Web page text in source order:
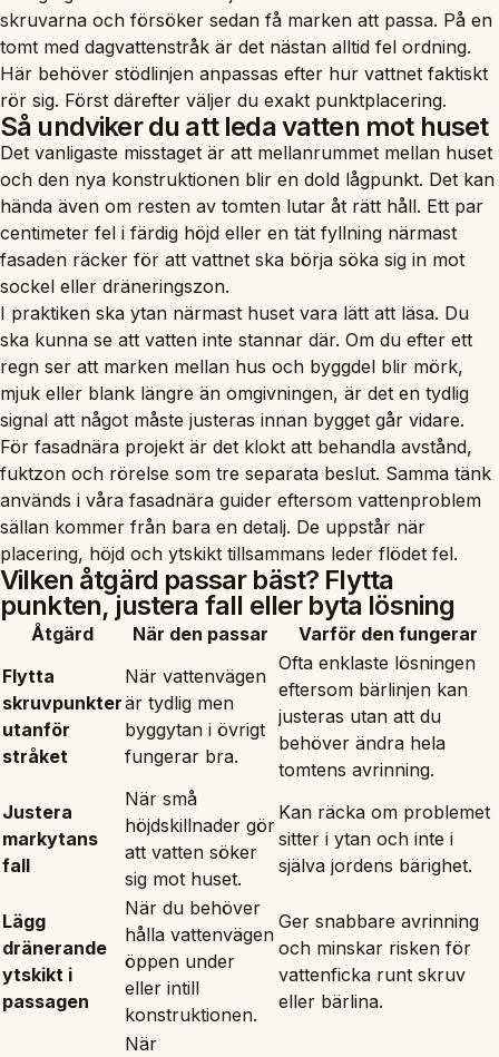
skruvarna och försöker sedan få marken att passa. På en
tomt med dagvattenstråk är det nästan alltid fel ordning.
Här behöver stödlinjen anpassas efter hur vattnet faktiskt
rör sig. Först därefter väljer du exakt punktplacering.
Så undviker du att leda vatten mot huset
Det vanligaste misstaget är att mellanrummet mellan huset
och den nya konstruktionen blir en dold lågpunkt. Det kan
hända även om resten av tomten lutar åt rätt håll. Ett par
centimeter fel i färdig höjd eller en tät fyllning närmast
fasaden räcker för att vattnet ska börja söka sig in mot
sockel eller dräneringszon.
I praktiken ska ytan närmast huset vara lätt att läsa. Du
ska kunna se att vatten inte stannar där. Om du efter ett
regn ser att marken mellan hus och byggdel blir mörk,
mjuk eller blank längre än omgivningen, är det en tydlig
signal att något måste justeras innan bygget går vidare.
För fasadnära projekt är det klokt att behandla avstånd,
fuktzon och rörelse som tre separata beslut. Samma tänk
används i våra fasadnära guider eftersom vattenproblem
sällan kommer från bara en detalj. De uppstår när
placering, höjd och ytskikt tillsammans leder flödet fel.
Vilken åtgärd passar bäst? Flytta
punkten, justera fall eller byta lösning
Åtgärd När den passar
Varför den fungerar
Flytta
skruvpunkter
utanför
stråket
När vattenvägen
är tydlig men
byggytan i övrigt
fungerar bra.
Ofta enklaste lösningen
eftersom bärlinjen kan
justeras utan att du
behöver ändra hela
tomtens avrinning.
Justera
markytans
fall
När små
höjdskillnader gör
att vatten söker
sig mot huset.
Kan räcka om problemet
sitter i ytan och inte i
själva jordens bärighet.
Lägg
dränerande
ytskikt i
passagen
När du behöver
hålla vattenvägen
öppen under
eller intill
konstruktionen.
Ger snabbare avrinning
och minskar risken för
vattenficka runt skruv
eller bärlina.
När